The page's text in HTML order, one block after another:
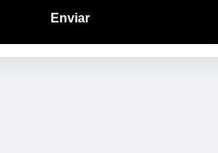
Enviar